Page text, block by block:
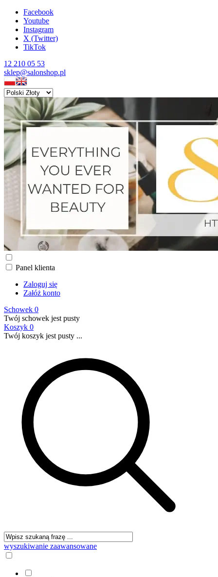
Facebook
Youtube
Instagram
X (Twitter)
TikTok
12 210 05 53
sklep@salonshop.pl
Panel klienta
Zaloguj się
Załóż konto
Schowek 0
Twój schowek jest pusty
Koszyk 0
Twój koszyk jest pusty ...
wyszukiwanie zaawansowane